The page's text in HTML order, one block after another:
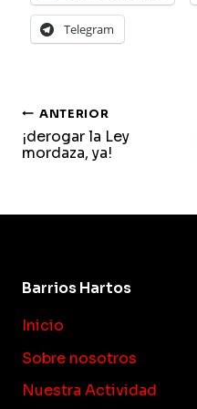
Telegram
navegación
de
ANTERIOR
¡derogar la Ley
mordaza, ya!
Barrios Hartos
Inicio
Sobre nosotros
Nuestra Actividad